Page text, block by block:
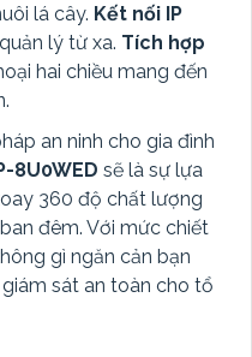
lá cây. Kết nối IP
lý từ xa. Tích hợp
hai chiều mang đến
an ninh cho gia đình
8U0WED sẽ là sự lựa
360 độ chất lượng
đêm. Với mức chiết
gì ngăn cản bạn
sát an toàn cho tổ